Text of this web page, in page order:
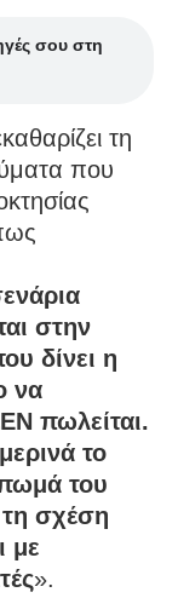
σου στη
τη
που
στην
δίνει η
να
πωλείται.
το
του
τη σχέση
με
».